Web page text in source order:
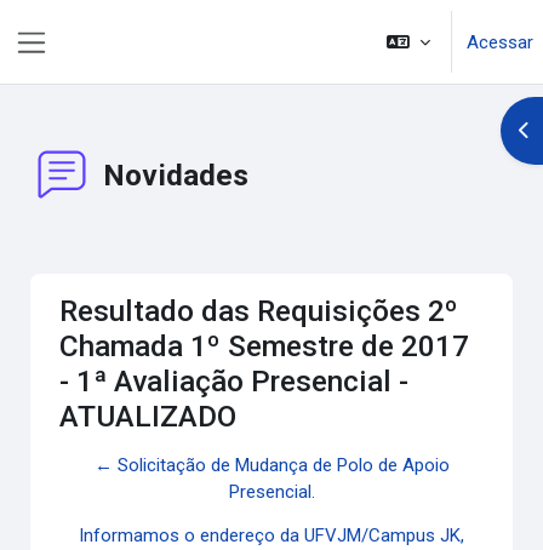
Acessar
Novidades
Resultado das Requisições 2º
Chamada 1º Semestre de 2017
- 1ª Avaliação Presencial -
ATUALIZADO
← Solicitação de Mudança de Polo de Apoio
Presencial.
Informamos o endereço da UFVJM/Campus JK,